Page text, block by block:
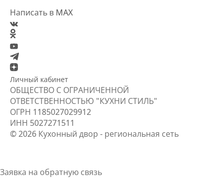
Написать в MAX
Личный кабинет
ОБЩЕСТВО С ОГРАНИЧЕННОЙ
ОТВЕТСТВЕННОСТЬЮ "КУХНИ СТИЛЬ"
ОГРН 1185027029912
ИНН 5027271511
© 2026 Кухонный двор - региональная сеть
Заявка на обратную связь